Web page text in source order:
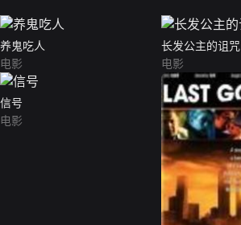
养鬼吃人
电影
长发公主的诅咒
电影
信号
电影